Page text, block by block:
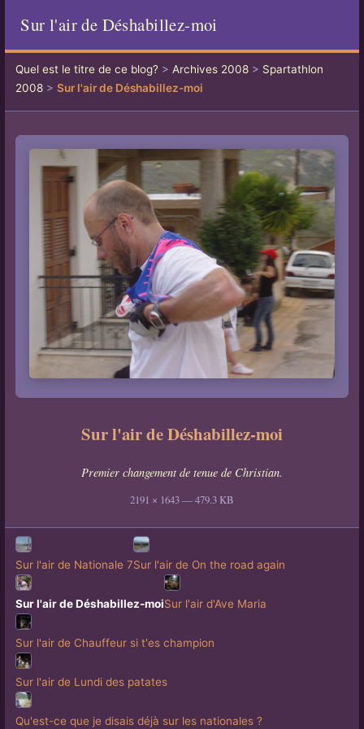
Sur l'air de Déshabillez-moi
Quel est le titre de ce blog?> Archives 2008> Spartathlon
2008> Sur l'air de Déshabillez-moi
Sur l'air de Déshabillez-moi
Premier changement de tenue de Christian.
2191 × 1643 — 479.3 KB
Sur l'air de Nationale 7Sur l'air de On the road again
Sur l'air de Déshabillez-moiSur l'air d'Ave Maria
Sur l'air de Chauffeur si t'es champion
Sur l'air de Lundi des patates
Qu'est-ce que je disais déjà sur les nationales ?